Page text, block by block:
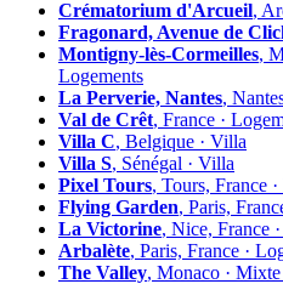
Crématorium d'Arcueil,
Fragonard, Avenue de
Montigny-lès-Cormeilles,
Logements
La Perverie, Nantes,
Val de Crêt, France ·
Villa C, Belgique · Villa
Villa S, Sénégal · Villa
Pixel Tours, Tours, France
Flying Garden, Paris,
La Victorine, Nice, France
Arbalète, Paris, France ·
The Valley, Monaco ·